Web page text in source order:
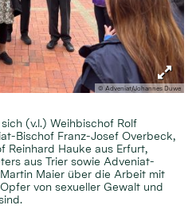
© Adveniat/Johannes Duwe
(v.l.) Weihbischof Rolf
Bischof Franz-Josef Overbeck,
Reinhard Hauke aus Erfurt,
aus Trier sowie Adveniat-
Maier über die Arbeit mit
von sexueller Gewalt und